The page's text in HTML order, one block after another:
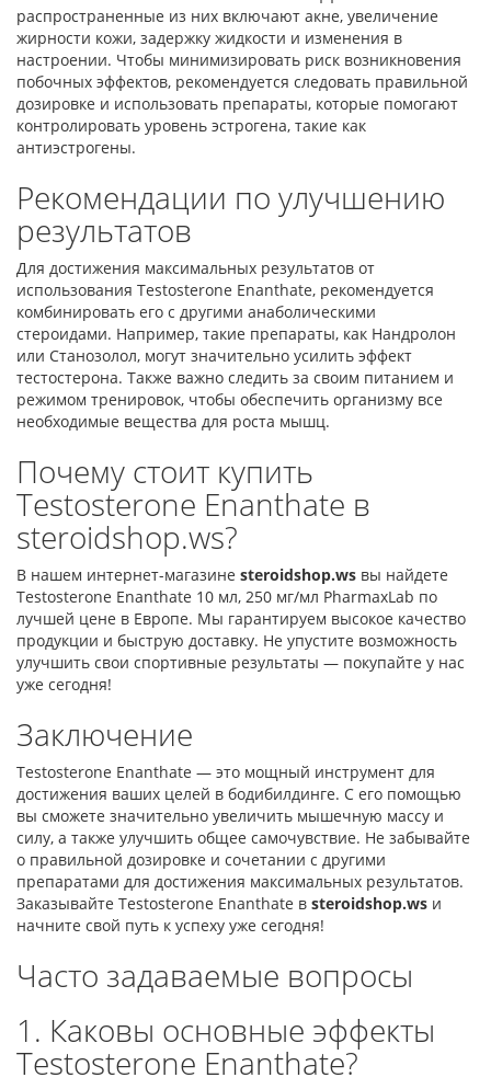
распространенные из них включают акне, увеличение
жирности кожи, задержку жидкости и изменения в
настроении. Чтобы минимизировать риск возникновения
побочных эффектов, рекомендуется следовать правильной
дозировке и использовать препараты, которые помогают
контролировать уровень эстрогена, такие как
антиэстрогены.
Рекомендации по улучшению
результатов
Для достижения максимальных результатов от
использования Testosterone Enanthate, рекомендуется
комбинировать его с другими анаболическими
стероидами. Например, такие препараты, как Нандролон
или Станозолол, могут значительно усилить эффект
тестостерона. Также важно следить за своим питанием и
режимом тренировок, чтобы обеспечить организму все
необходимые вещества для роста мышц.
Почему стоит купить
Testosterone Enanthate в
steroidshop.ws?
В нашем интернет-магазине steroidshop.ws вы найдете
Testosterone Enanthate 10 мл, 250 мг/мл PharmaxLab по
лучшей цене в Европе. Мы гарантируем высокое качество
продукции и быструю доставку. Не упустите возможность
улучшить свои спортивные результаты — покупайте у нас
уже сегодня!
Заключение
Testosterone Enanthate — это мощный инструмент для
достижения ваших целей в бодибилдинге. С его помощью
вы сможете значительно увеличить мышечную массу и
силу, а также улучшить общее самочувствие. Не забывайте
о правильной дозировке и сочетании с другими
препаратами для достижения максимальных результатов.
Заказывайте Testosterone Enanthate в steroidshop.ws и
начните свой путь к успеху уже сегодня!
Часто задаваемые вопросы
1. Каковы основные эффекты
Testosterone Enanthate?